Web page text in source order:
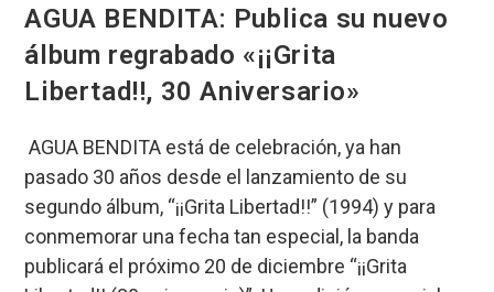
AGUA BENDITA: Publica su nuevo
álbum regrabado «¡¡Grita
Libertad!!, 30 Aniversario»
AGUA BENDITA está de celebración, ya han
pasado 30 años desde el lanzamiento de su
segundo álbum, “¡¡Grita Libertad!!” (1994) y para
conmemorar una fecha tan especial, la banda
publicará el próximo 20 de diciembre “¡¡Grita